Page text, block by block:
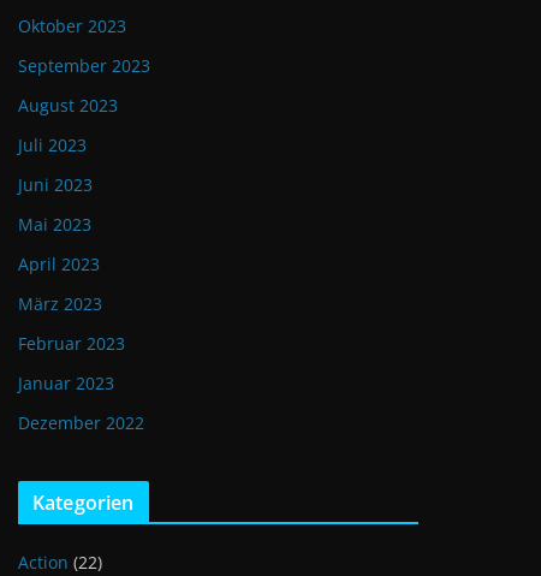
Oktober 2023
September 2023
August 2023
Juli 2023
Juni 2023
Mai 2023
April 2023
März 2023
Februar 2023
Januar 2023
Dezember 2022
Kategorien
Action (22)